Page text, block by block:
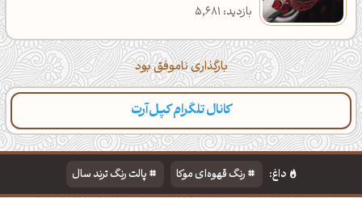
بازدید: 5,681
بارگذاری ناموفق بود
کانال تلگرام کپل‌آرت
دسته‌بندی مطالب تازه تایپوگرافی پالت‌ها
داغ: رنگ قهوه‌ای موکا
پالت رنگ ترند سال